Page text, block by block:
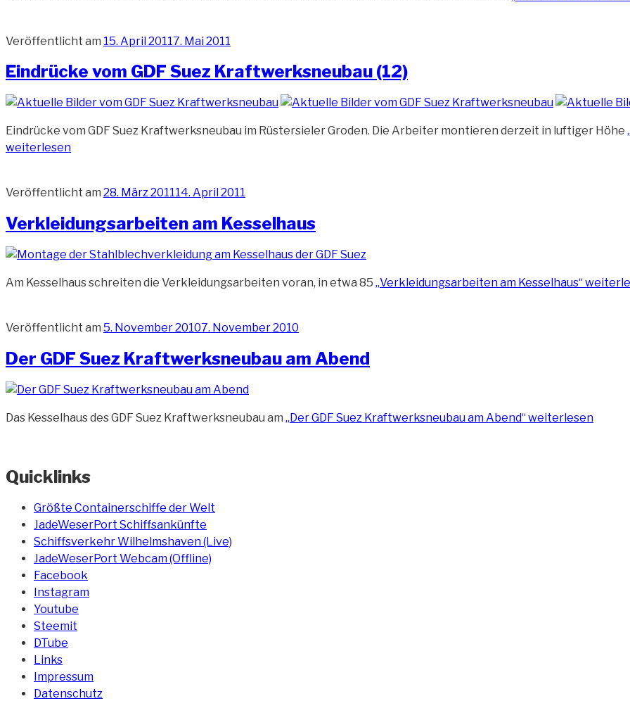
Veröffentlicht am 15. April 20117. Mai 2011
Eindrücke vom GDF Suez Kraftwerksneubau (12)
Eindrücke vom GDF Suez Kraftwerksneubau im Rüstersieler Groden. Die Arbeiter montieren derzeit in luftiger Höhe
weiterlesen
Veröffentlicht am 28. März 201114. April 2011
Verkleidungsarbeiten am Kesselhaus
Am Kesselhaus schreiten die Verkleidungsarbeiten voran, in etwa 85 „Verkleidungsarbeiten am Kesselhaus“
Veröffentlicht am 5. November 20107. November 2010
Der GDF Suez Kraftwerksneubau am Abend
Das Kesselhaus des GDF Suez Kraftwerksneubau am „Der GDF Suez Kraftwerksneubau am Abend“weiterlesen
Quicklinks
Größte Containerschiffe der Welt
JadeWeserPort Schiffsankünfte
Schiffsverkehr Wilhelmshaven (Live)
JadeWeserPort Webcam (Offline)
Facebook
Instagram
Youtube
Steemit
DTube
Links
Impressum
Datenschutz